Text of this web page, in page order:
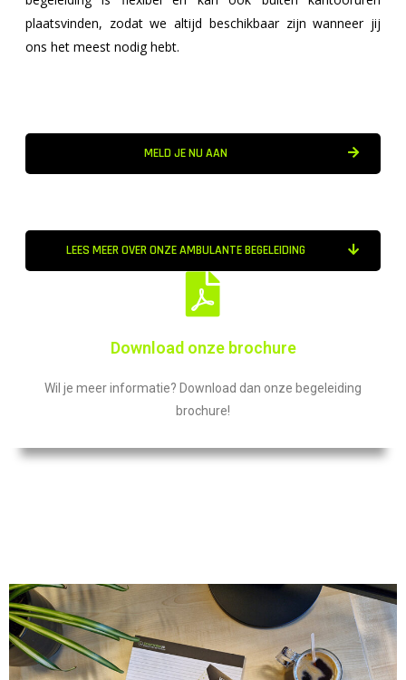
plaatsvinden, zodat we altijd beschikbaar zijn wanneer jij
ons het meest nodig hebt.
MELD JE NU AAN
LEES MEER OVER ONZE AMBULANTE BEGELEIDING
Download onze brochure
Wil je meer informatie? Download dan onze begeleiding
brochure!